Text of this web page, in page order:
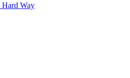
Hard Way